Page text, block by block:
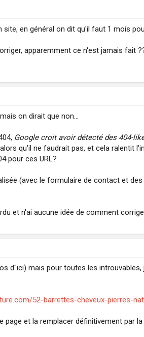
en général on dit qu'il faut 1 mois
apparemment ce n'est jamais fait
on dirait que non...
Google croit avoir détecté des 404-
qu'il ne faudrait pas, et cela ralentit
pour ces URL?
(avec le formulaire de contact et
et n'ai aucune idée de comment
d"ici) mais pour toutes les
52-barrettes-cheveux-pierres-
et la remplacer définitivement par